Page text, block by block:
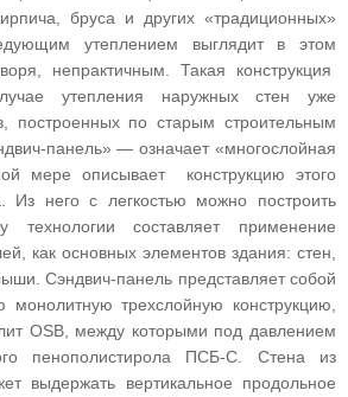
бруса и других «традиционных»
утеплением выглядит в этом
непрактичным. Такая конструкция
утепления наружных стен уже
построенных по старым строительным
панель» — означает «многослойная
мере описывает конструкцию этого
Из него с легкостью можно построить
составляет применение
как основных элементов здания: стен,
Сэндвич-панель представляет собой
монолитную трехслойную конструкцию,
OSB, между которыми под давлением
пенополистирола ПСБ-С. Стена из
выдержать вертикальное продольное